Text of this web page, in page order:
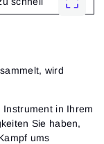
wird
in Ihrem
Sie haben,
ums